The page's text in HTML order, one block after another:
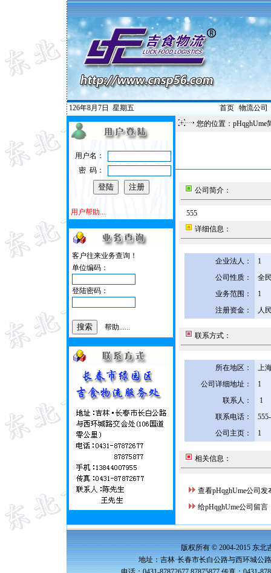
126年8月7日 星期五 首页| 物流公司
用户名：
密 码：
用户帮助...
客户往来业务查询！
单位编码：
登陆密码：
帮助......
您的位置：pHqghUme
公司简介：
555
详细信息：
企业法人：
1
公司性质：
全
业务范围：
1
注册资金：
人
联系方式：
所在地区：
上
公司详细地址：
1
联系人：
1
联系电话：
公司主页：
1
相关信息：
查看pHqghUme公司发
给pHqghUme公司留言
版权所有 © 2004-2015 东北
地址：吉林·长春市长白公路与西环城公